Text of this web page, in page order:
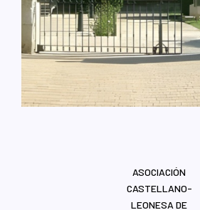
ASOCIACIÓN
CASTELLANO-
LEONESA DE